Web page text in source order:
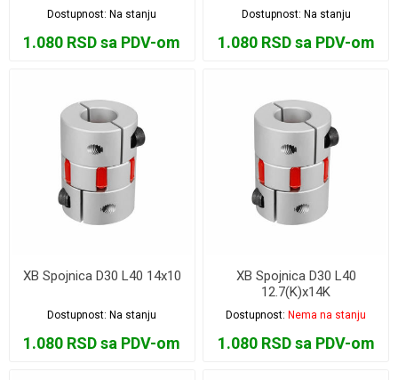
Dostupnost:Na stanju
1.080 RSD sa PDV-om
Dostupnost: Na stanju
1.080 RSD sa PDV-om
XB Spojnica D30 L40 14x10
Dostupnost:Na stanju
1.080 RSD sa PDV-om
XB Spojnica D30 L40
12.7(K)x14K
Dostupnost:Nema na stanju
1.080 RSD sa PDV-om